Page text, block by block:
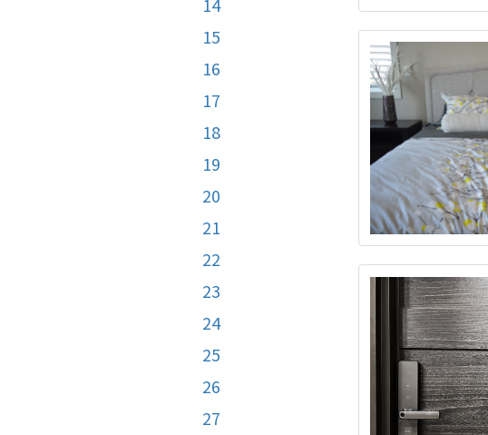
15
16
17
18
19
20
21
22
23
24
25
26
27